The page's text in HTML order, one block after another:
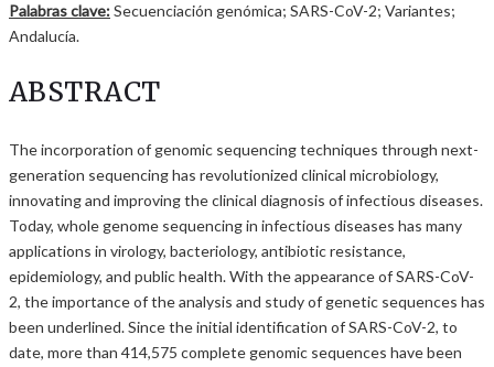
Palabras clave:Secuenciación genómica; SARS-CoV-2; Variantes;
Andalucía.
ABSTRACT
The incorporation of genomic sequencing techniques through next-
generation sequencing has revolutionized clinical microbiology,
innovating and improving the clinical diagnosis of infectious diseases.
Today, whole genome sequencing in infectious diseases has many
applications in virology, bacteriology, antibiotic resistance,
epidemiology, and public health. With the appearance of SARS-CoV-
2, the importance of the analysis and study of genetic sequences has
been underlined. Since the initial identification of SARS-CoV-2, to
date, more than 414,575 complete genomic sequences have been